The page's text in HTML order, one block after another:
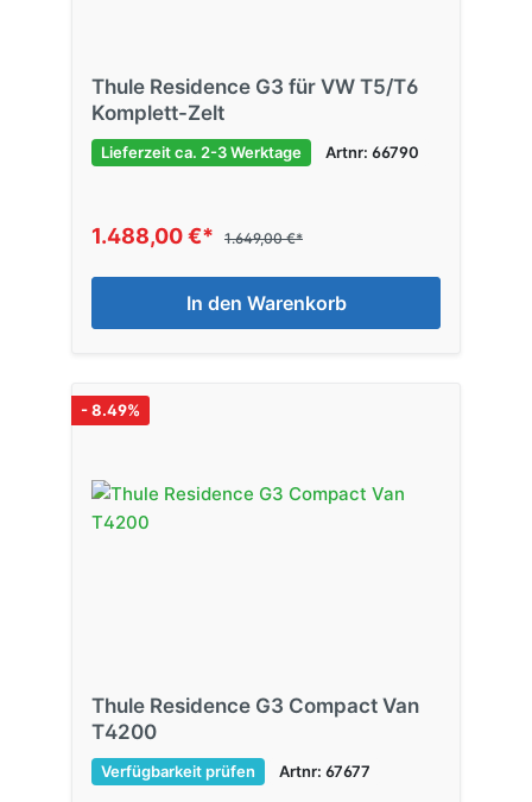
Thule Residence G3 für VW T5/T6
Komplett-Zelt
Lieferzeit ca. 2-3 Werktage Artnr: 66790
1.488,00 €* 1.649,00 €*
In den Warenkorb
- 8.49%
Thule Residence G3 Compact Van
T4200
Verfügbarkeit prüfen Artnr: 67677